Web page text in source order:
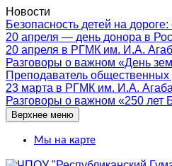
Перейти
к
содержимому
Новости
Безопасность детей на
20 апреля — день донора в
20 апреля в РГМК им. И.А.
Разговоры о важном «День
Преподаватель
23 марта в РГМК им. И.А.
Разговоры о важном «250 лет
Верхнее меню
Мы на карте